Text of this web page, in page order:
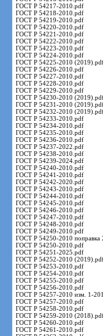
ГОСТ Р 54217-2010.pdf
ГОСТ Р 54218-2010.pdf
ГОСТ Р 54219-2010.pdf
ГОСТ Р 54220-2010.pdf
ГОСТ Р 54221-2010.pdf
ГОСТ Р 54222-2010.pdf
ГОСТ Р 54223-2010.pdf
ГОСТ Р 54224-2010.pdf
ГОСТ Р 54225-2010
ГОСТ Р 54226-2010.pdf
ГОСТ Р 54227-2010.pdf
ГОСТ Р 54228-2010.pdf
ГОСТ Р 54229-2010.pdf
ГОСТ Р 54230-2010
ГОСТ Р 54231-2010
ГОСТ Р 54232-2010
ГОСТ Р 54233-2010.pdf
ГОСТ Р 54234-2010.pdf
ГОСТ Р 54235-2010.pdf
ГОСТ Р 54236-2010.pdf
ГОСТ Р 54237-2022.pdf
ГОСТ Р 54238-2010.pdf
ГОСТ Р 54239-2024.pdf
ГОСТ Р 54240-2010.pdf
ГОСТ Р 54241-2010.pdf
ГОСТ Р 54242-2020.pdf
ГОСТ Р 54243-2010.pdf
ГОСТ Р 54244-2010.pdf
ГОСТ Р 54245-2010.pdf
ГОСТ Р 54246-2010.pdf
ГОСТ Р 54247-2010.pdf
ГОСТ Р 54248-2010.pdf
ГОСТ Р 54249-2010.pdf
ГОСТ Р 54250-2010 поправка
ГОСТ Р 54250-2010.pdf
ГОСТ Р 54251-2025.pdf
ГОСТ Р 54252-2010
ГОСТ Р 54253-2010.pdf
ГОСТ Р 54254-2010.pdf
ГОСТ Р 54255-2010.pdf
ГОСТ Р 54256-2010.pdf
ГОСТ Р 54257-2010 изм. 1-
ГОСТ Р 54257-2010.pdf
ГОСТ Р 54258-2010.pdf
ГОСТ Р 54259-2010
ГОСТ Р 54260-2010.pdf
ГОСТ Р 54261-2010.pdf